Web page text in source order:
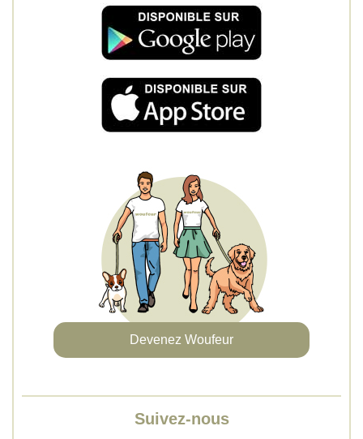
Devenez Woufeur
Suivez-nous